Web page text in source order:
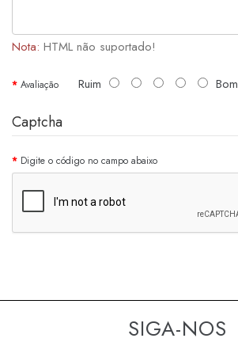
Nota: HTML não suportado!
Avaliação Ruim Bom
Captcha
Digite o código no campo abaixo
SIGA-NOS